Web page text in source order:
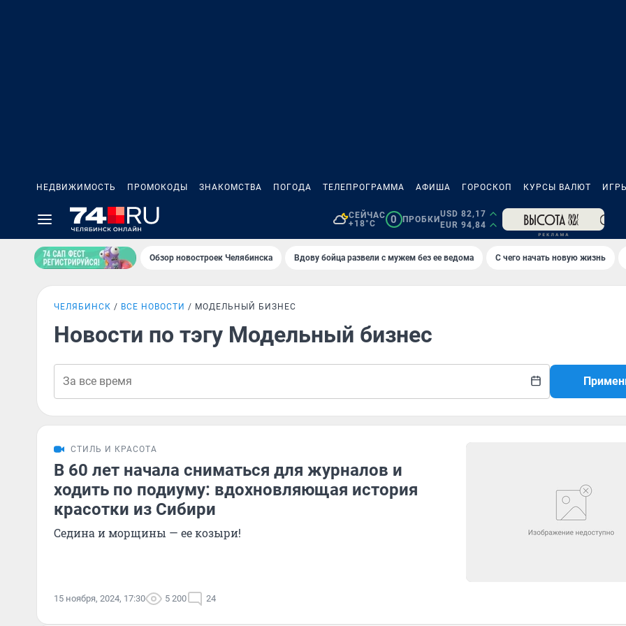
НЕДВИЖИМОСТЬ ПРОМОКОДЫ ЗНАКОМСТВА ПОГОДА ТЕЛЕПРОГРАММА АФИША ГОРОСКОП КУРСЫ ВАЛЮТ
СЕЙЧАС
+18°C
0 ПРОБКИ
USD 82,17
EUR 94,84
Обзор новостроек Челябинска Вдову бойца развели с мужем без ее ведома С чего начать новую жизнь
ЧЕЛЯБИНСК ВСЕ НОВОСТИ МОДЕЛЬНЫЙ БИЗНЕС
Новости по тэгу Модельный бизнес
СТИЛЬ И КРАСОТА
В 60 лет начала сниматься для журналов и
ходить по подиуму: вдохновляющая история
красотки из Сибири
Седина и морщины — ее козыри!
15 ноября, 2024, 17:30 5 200 24